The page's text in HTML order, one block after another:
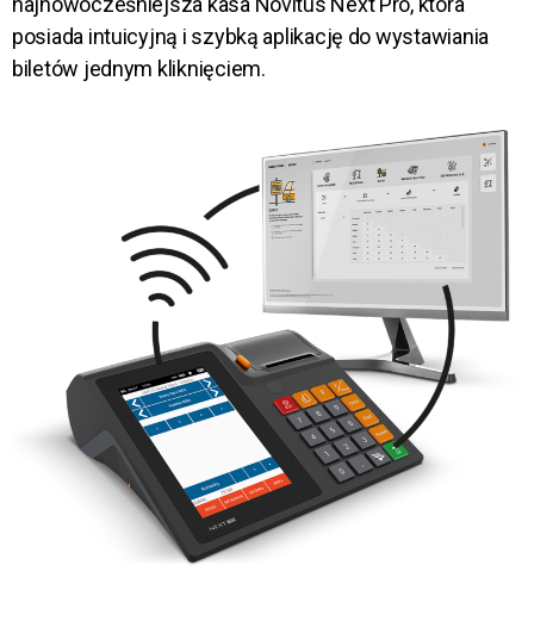
posiada intuicyjną i szybką aplikację do wystawiania
biletów jednym kliknięciem.